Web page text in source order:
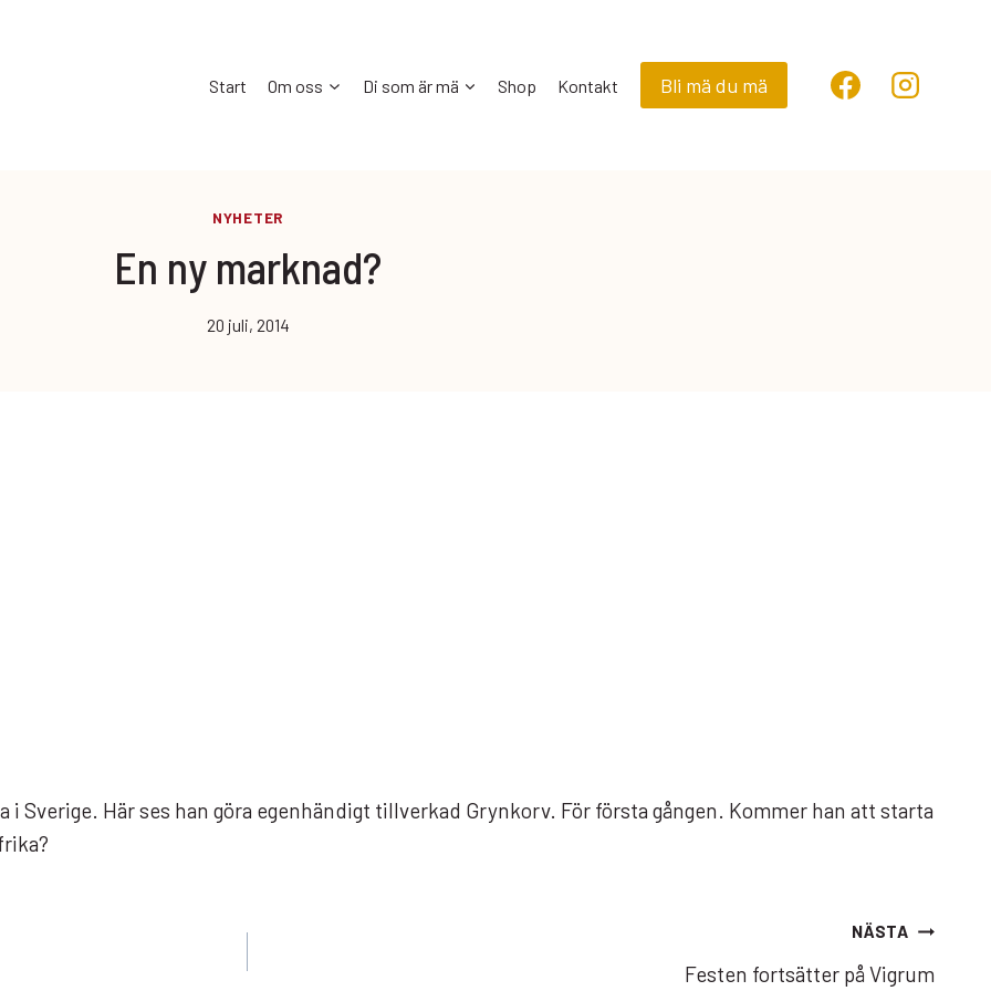
Start Om oss Di som är mä Shop Kontakt Bli mä du mä
NYHETER
En ny marknad?
20 juli, 2014
i Sverige. Här ses han göra egenhändigt tillverkad Grynkorv. För första gången. Kommer han att starta
NÄSTA
Festen fortsätter på Vigrum